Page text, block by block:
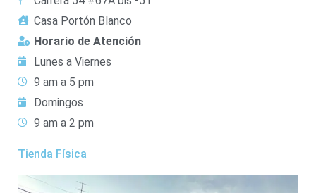
Casa Portón Blanco
Horario de Atención
Lunes a Viernes
9 am a 5 pm
Domingos
9 am a 2 pm
Tienda Física